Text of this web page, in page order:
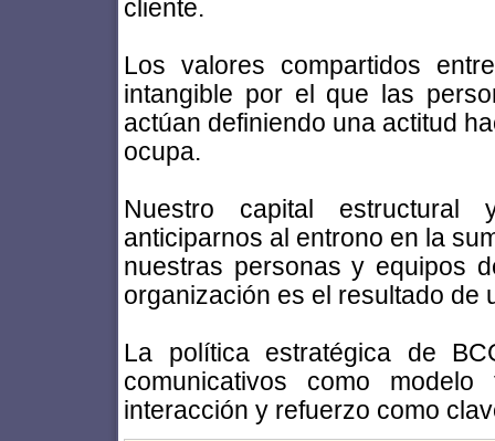
cliente.
Los valores compartidos
intangible por el que las
actúan definiendo una actitud
ocupa.
Nuestro capital estructural
anticiparnos al entrono en la
nuestras personas y equipos
organización es el resultado de
La política estratégica de
comunicativos como
interacción y refuerzo como